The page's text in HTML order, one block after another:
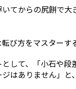
てからの尻餅で
方をマスターす
して、「小石や
はありません」